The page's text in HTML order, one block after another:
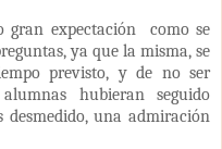
gran expectación como se
ya que la misma, se
previsto, y de no ser
hubieran seguido
una admiración